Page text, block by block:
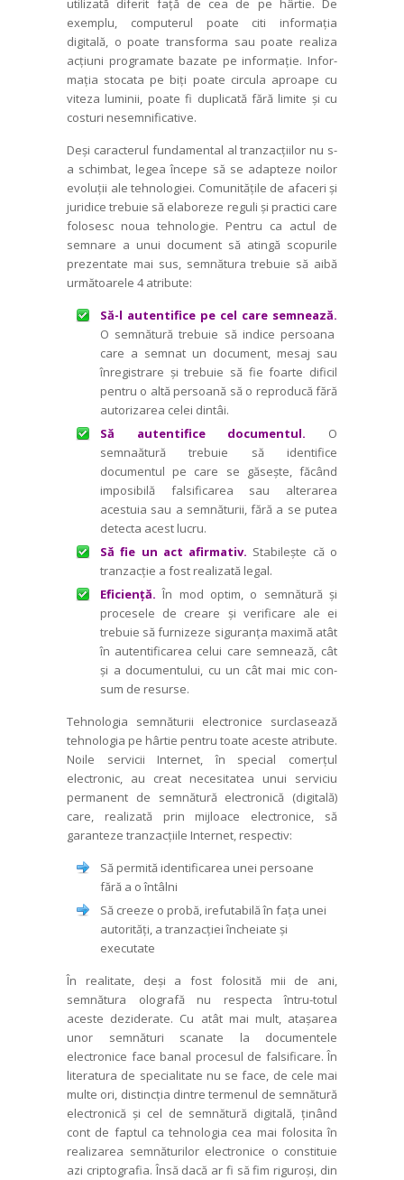
utilizată diferit față de cea de pe hârtie. De
exemplu, com­puterul poate citi informația
digitală, o poate transforma sau poate realiza
acțiuni programate bazate pe informație. Infor­
mația stocata pe biți poate circula aproape cu
viteza luminii, poate fi duplicată fără limite și cu
costuri nesemnificative.
Deși caracterul fundamental al tranzac­țiilor nu s-
a schimbat, legea începe să se adapteze noilor
evoluții ale tehnologiei. Comunitățile de afaceri și
juridice trebuie să elaboreze reguli și practici care
folosesc noua tehnologie. Pentru ca actul de
sem­nare a unui document să atingă scopurile
prezentate mai sus, semnătura trebuie să aibă
următoarele 4 atribute:
Să-l autentifice pe cel care semnează.
O semnătură trebuie să indice persoana
care a semnat un document, mesaj sau
înregistrare și trebuie să fie foarte dificil
pentru o altă persoană să o reproducă fără
autorizarea celei dintâi.
Să autentifice documentul. O
semnaătură trebuie să identifice
documentul pe care se găsește, făcând
imposibilă falsifi­carea sau alterarea
acestuia sau a semnă­turii, fără a se putea
detecta acest lucru.
Să fie un act afirmativ. Stabilește că o
tranzacție a fost realizată legal.
Eficiență. În mod optim, o semnătură și
procesele de creare și verificare ale ei
trebuie să furnizeze siguranța maximă atât
în autentificarea celui care semnează, cât
și a documentului, cu un cât mai mic con­
sum de resurse.
Tehnologia semnăturii electronice sur­clasează
tehnologia pe hârtie pentru toate aceste atribute.
Noile servicii Internet, în special comerțul
electronic, au creat necesitatea unui serviciu
permanent de semnătură electronică (digitală)
care, reali­zată prin mijloace electronice, să
garanteze tranzacțiile Internet, respectiv:
Să permită identificarea unei persoane
fără a o întâlni
Să creeze o probă, irefutabilă în fața unei
autorități, a tranzacției încheiate și
executate
În realitate, deși a fost folosită mii de ani,
semnătura olografă nu respecta întru-totul
aceste deziderate. Cu atât mai mult, atașarea
unor semnături scanate la docu­mentele
electronice face banal procesul de falsificare. În
literatura de specialitate nu se face, de cele mai
multe ori, distincția dintre termenul de semnătură
electronică și cel de semnătură digitală, ținând
cont de faptul ca tehnologia cea mai folosita în
realizarea semnăturilor electronice o constituie
azi criptografia. Însă dacă ar fi să fim riguroși, din